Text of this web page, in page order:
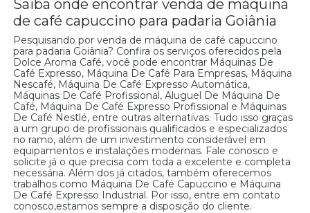
Saiba onde encontrar venda de máquina
de café capuccino para padaria Goiânia
Pesquisando por venda de máquina de café capuccino
para padaria Goiânia? Confira os serviços oferecidos pela
Dolce Aroma Café, você pode encontrar Máquinas De
Café Expresso, Máquina De Café Para Empresas, Máquina
Nescafé, Máquina De Café Expresso Automática,
Máquinas De Café Profissional, Aluguel De Máquina De
Café, Máquina De Café Expresso Profissional e Máquinas
De Café Nestlé, entre outras alternativas. Tudo isso graças
a um grupo de profissionais qualificados e especializados
no ramo, além de um investimento considerável em
equipamentos e instalações modernas. Fale conosco e
solicite já o que precisa com toda a excelente e completa
necessária. Além dos já citados, também oferecemos
trabalhos como Máquina De Café Capuccino e Máquina
De Café Expresso Industrial. Por isso, entre em contato
conosco,estamos sempre a disposição do cliente.